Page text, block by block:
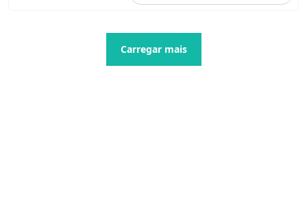
Carregar mais